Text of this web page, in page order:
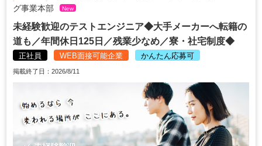
グ事業本部
New
未経験歓迎のテストエンジニア◆大手メーカーへ転籍の
道も／年間休日125日／残業少なめ／寮・社宅制度◆
正社員 WEB面接可能企業 かんたん応募可
掲載終了日：2026/8/11